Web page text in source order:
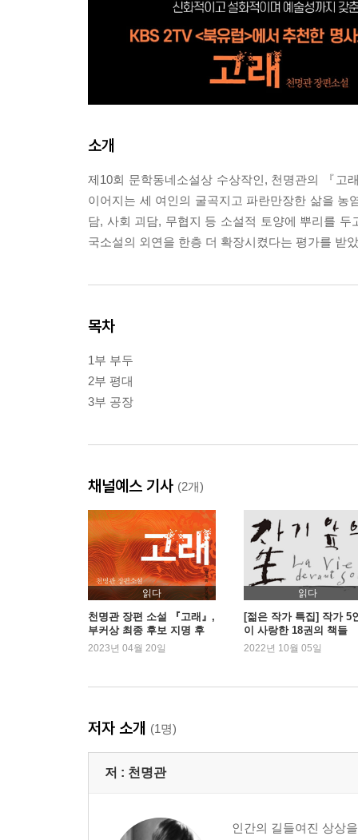
소개
제10회 문학동네소설상 수상작인, 천명관의 『고
이어지는 세 여인의 굴곡지고 파란만장한 삶을
담, 사회 괴담, 무협지 등 소설적 토양에 뿌리를
국소설의 외연을 한층 더 확장시켰다는 평가를 받
목차
1부 부두
2부 평대
3부 공장
채널예스 기사 (2개)
읽다
천명관 장편 소설 『고래』,
부커상 최종 후보 지명 후
판매 급증
2023년 04월 20일
읽다
[젊은 작가 특집] 작가 5
이 사랑한 18권의 책들
2022년 10월 05일
저자 소개 (1명)
저 : 천명관
인간의 길들여진 상상